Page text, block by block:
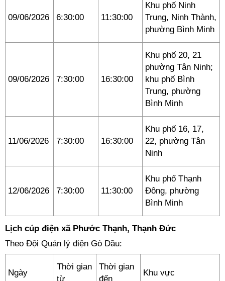
09/06/2026 6:30:00 11:30:00
Khu phố Ninh
Trung, Ninh Thành,
phường Bình Minh
09/06/2026 7:30:00 16:30:00
Khu phố 20, 21
phường Tân Ninh;
khu phố Bình
Trung, phường
Bình Minh
11/06/2026 7:30:00 16:30:00
Khu phố 16, 17,
22, phường Tân
Ninh
12/06/2026 7:30:00 11:30:00
Khu phố Thạnh
Đông, phường
Bình Minh
Lịch cúp điện xã Phước Thạnh, Thạnh Đức
Theo Đội Quản lý điện Gò Dầu:
Ngày
Thời gian
từ
Thời gian
đến
Khu vực